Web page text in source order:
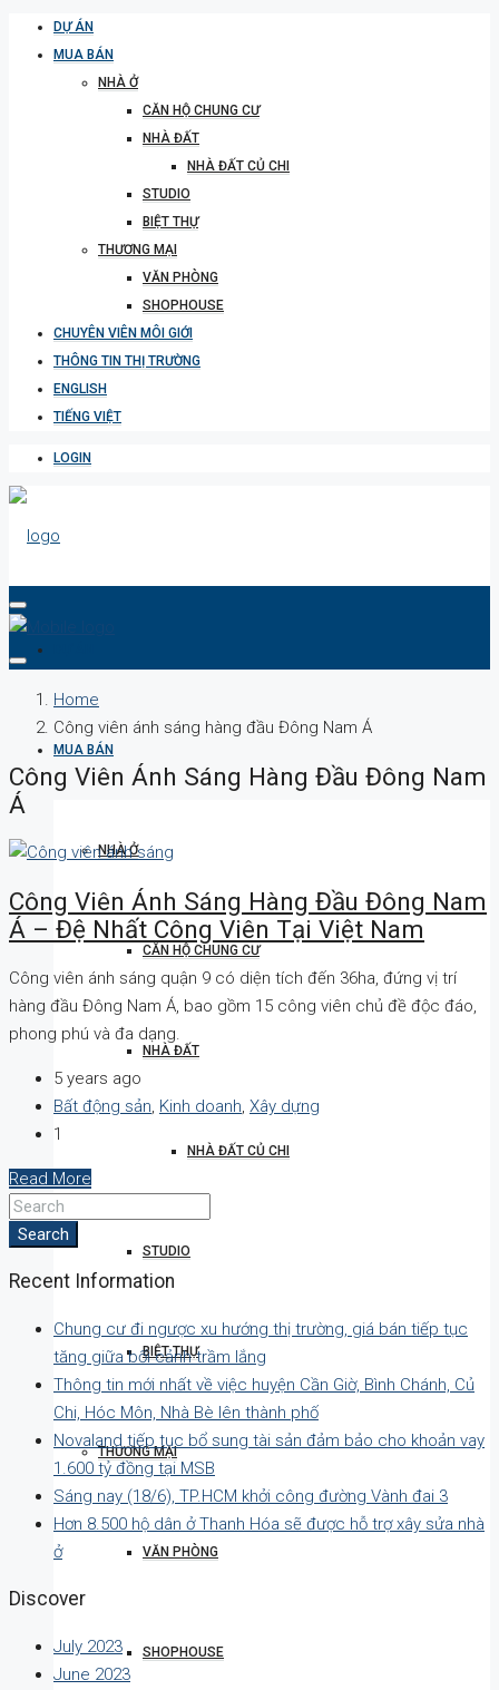
DỰ ÁN
MUA BÁN
NHÀ Ở
CĂN HỘ CHUNG CƯ
NHÀ ĐẤT
NHÀ ĐẤT CỦ CHI
STUDIO
BIỆT THỰ
THƯƠNG MẠI
VĂN PHÒNG
SHOPHOUSE
CHUYÊN VIÊN MÔI GIỚI
THÔNG TIN THỊ TRƯỜNG
ENGLISH
TIẾNG VIỆT
LOGIN
MUA BÁN
NHÀ Ở
CĂN HỘ CHUNG CƯ
NHÀ ĐẤT
NHÀ ĐẤT CỦ CHI
STUDIO
BIỆT THỰ
THƯƠNG MẠI
VĂN PHÒNG
SHOPHOUSE
Home
Công viên ánh sáng hàng đầu Đông Nam Á
Công Viên Ánh Sáng Hàng Đầu Đông Nam
Á
Công Viên Ánh Sáng Hàng Đầu Đông Nam
Á – Đệ Nhất Công Viên Tại Việt Nam
Công viên ánh sáng quận 9 có diện tích đến 36ha, đứng vị trí
hàng đầu Đông Nam Á, bao gồm 15 công viên chủ đề độc đáo,
phong phú và đa dạng.
5 years ago
Bất động sản, Kinh doanh, Xây dựng
1
Read More
Search
Recent Information
Chung cư đi ngược xu hướng thị trường, giá bán tiếp tục
tăng giữa bối cảnh trầm lắng
Thông tin mới nhất về việc huyện Cần Giờ, Bình Chánh, Củ
Chi, Hóc Môn, Nhà Bè lên thành phố
Novaland tiếp tục bổ sung tài sản đảm bảo cho khoản vay
1.600 tỷ đồng tại MSB
Sáng nay (18/6), TP.HCM khởi công đường Vành đai 3
Hơn 8.500 hộ dân ở Thanh Hóa sẽ được hỗ trợ xây sửa nhà
ở
Discover
July 2023
June 2023